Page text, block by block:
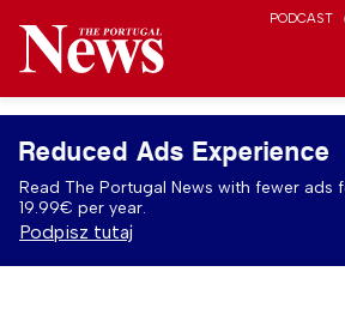
PODCAST
Reduced Ads Experience
Read The Portugal News with fewer ads
19.99€ per year.
Podpisz tutaj